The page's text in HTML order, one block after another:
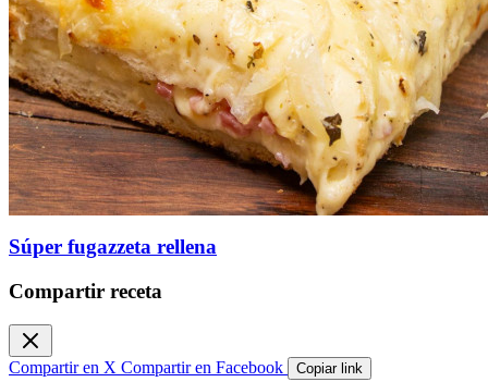
Súper fugazzeta rellena
Compartir receta
Compartir en X Compartir en Facebook Copiar link